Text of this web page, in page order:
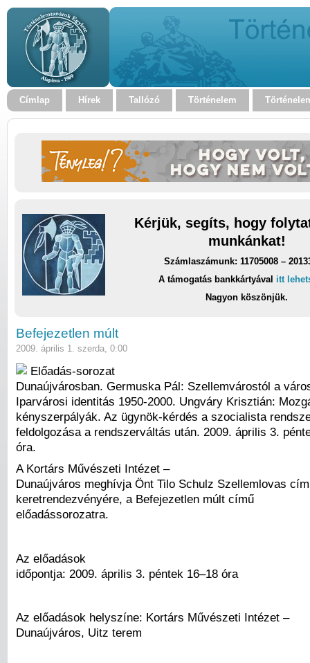
Címlap Hírek Tallózó Történelem
Kérjük, segíts, hogy
munkánkat!
Számlaszámunk: 11705008 –
A támogatás bankkártyával itt
Nagyon köszönjük.
Befejezetlen múlt
2009. április 1. szerda, 0:00
Előadás-sorozat
Dunaújvárosban. Germuska Pál: Szellemvárostól a
Iparvárosi identitás 1950-2000. Ungváry Krisztián:
kényszerpályák. Az ügynök-kérdés a szocialista
feldolgozása a rendszerváltás után. 2009. április 3.
óra.
A Kortárs Művészeti Intézet –
Dunaújváros meghívja Önt Tilo Schulz Szellemlovas
keretrendezvényére, a Befejezetlen múlt című
előadássorozatra.
Az előadások
időpontja: 2009. április 3. péntek 16–18 óra
Az előadások helyszíne: Kortárs Művészeti Intézet –
Dunaújváros, Uitz terem